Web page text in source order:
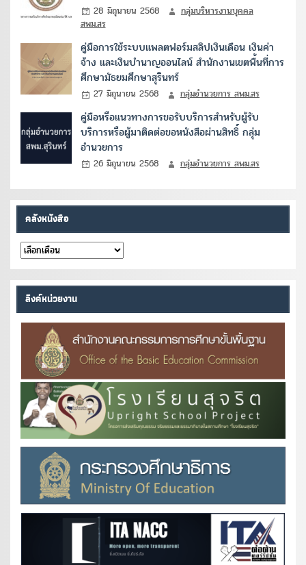
28 มิถุนายน 2568
กลุ่มบริหารงานบุคคล
สพม.สร
คู่มือการใช้ระบบแพลตฟอร์มสลิปเงินเดือน เงินค่า
จ้าง และเงินบำนาญออนไลน์ สำนักงานเขตพื้นที่การ
ศึกษามัธยมศึกษาสุรินทร์
27 มิถุนายน 2568 กลุ่มอำนวยการ สพม.สร
คู่มือหรือแนวทางการขอรับบริการสำหรับผู้รับ
บริการหรือผู้มาติดต่อขอหนังสือผ่านสิทธิ์ กลุ่ม
อำนวยการ
26 มิถุนายน 2568 กลุ่มอำนวยการ สพม.สร
คลังหนังสือ
คลัง
หนังสือ
ลิงค์หน่วยงาน